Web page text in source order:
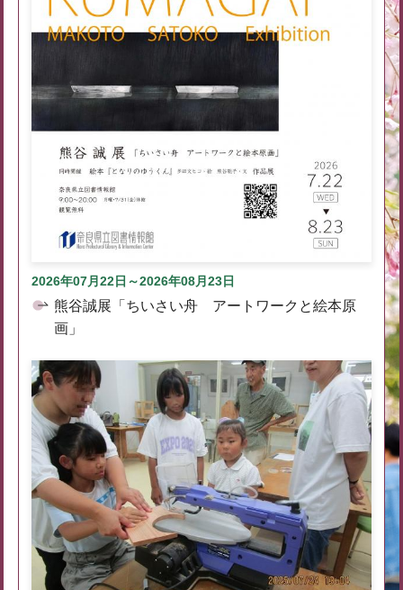
2026年07月22日～2026年08月23日
熊谷誠展「ちいさい舟 アートワークと絵本原
画」